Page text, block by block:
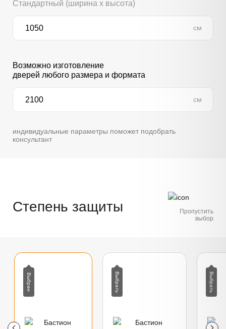
Стандартный (ширина х высота)
см
Возможно изготовление
дверей любого размера и формата
см
индивидуальные параметры поможет подобрать
консультант
Степень защиты
Пропустить
выбор